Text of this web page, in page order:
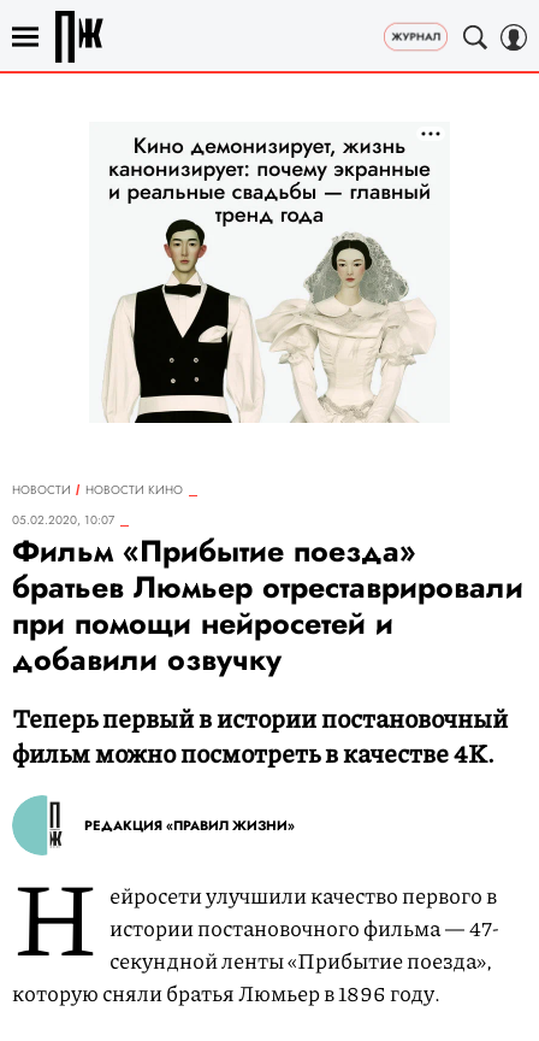
НОВОСТИ
НОВОСТИ КИНО
05.02.2020, 10:07
Фильм «Прибытие поезда»
братьев Люмьер отреставрировали
при помощи нейросетей и
добавили озвучку
Теперь первый в истории постановочный
фильм можно посмотреть в качестве 4K.
РЕДАКЦИЯ «ПРАВИЛ ЖИЗНИ»
Н ейросети улучшили качество первого в
истории постановочного фильма — 47-
секундной ленты «Прибытие поезда»,
которую сняли братья Люмьер в 1896 году.